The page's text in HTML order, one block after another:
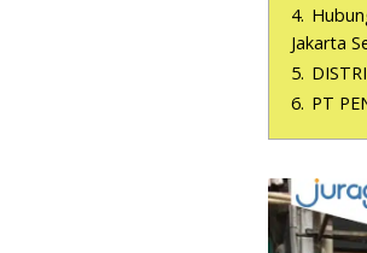
4.
Jakarta
5.
6. PT